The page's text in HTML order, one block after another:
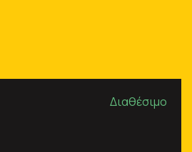
Διαθέσιμο